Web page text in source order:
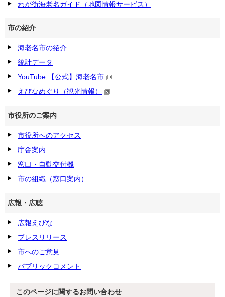
わが街海老名ガイド（地図情報サービス）
市の紹介
海老名市の紹介
統計データ
YouTube 【公式】海老名市
えびなめぐり（観光情報）
市役所のご案内
市役所へのアクセス
庁舎案内
窓口・自動交付機
市の組織（窓口案内）
広報・広聴
広報えびな
プレスリリース
市へのご意見
パブリックコメント
このページに関するお問い合わせ